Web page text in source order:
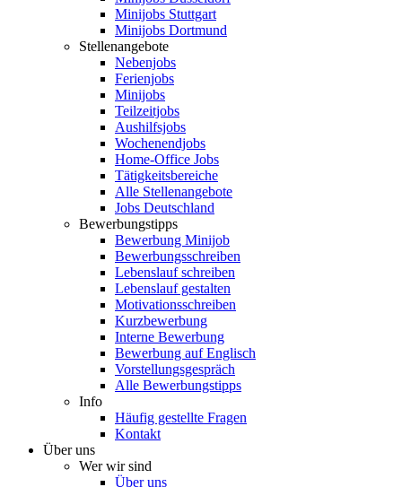
Minijobs Stuttgart
Minijobs Dortmund
Stellenangebote
Nebenjobs
Ferienjobs
Minijobs
Teilzeitjobs
Aushilfsjobs
Wochenendjobs
Home-Office Jobs
Tätigkeitsbereiche
Alle Stellenangebote
Jobs Deutschland
Bewerbungstipps
Bewerbung Minijob
Bewerbungsschreiben
Lebenslauf schreiben
Lebenslauf gestalten
Motivationsschreiben
Kurzbewerbung
Interne Bewerbung
Bewerbung auf Englisch
Vorstellungsgespräch
Alle Bewerbungstipps
Info
Häufig gestellte Fragen
Kontakt
Über uns
Wer wir sind
Über uns